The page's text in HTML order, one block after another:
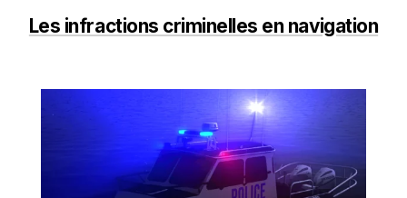
Les infractions criminelles en navigation